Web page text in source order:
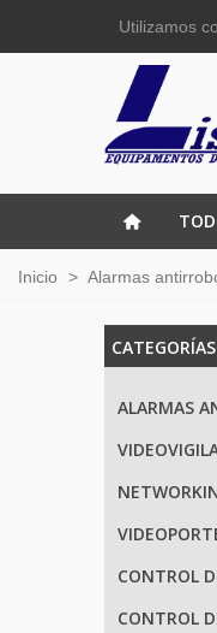
Inicio > Alarmas
CATEGORÍAS
ALARMAS
CONTROL
CONTROL
Utilizamos